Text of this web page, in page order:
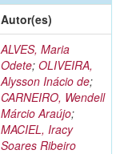
Autor(es)
ALVES, Maria
Odete; OLIVEIRA,
Alysson Inácio de;
CARNEIRO, Wendell
Márcio Araújo;
MACIEL, Iracy
Soares Ribeiro